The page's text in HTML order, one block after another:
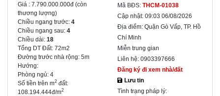
Giá : 7.790.000.000đ (còn
thương lượng)
Chiều ngang trước: 4
Chiều ngang sau: 4
Chiều dài: 18
Tổng DT Đất: 72m2
Đường trước nhà rộng: 5m
Hướng:
Phòng ngủ: 4
Số tiền trên m2 đất:
108.194.444đ/m2
Mã BĐS: THCM-01038
Cập nhật: 09:03 06/08/2026
Địa điểm: Quận Gò Vấp, TP. Hồ
Chí Minh
Miễn trung gian
Liên hệ: 0903397666
Đăng ký đi xem nhà/đất
Lưu tin
Tình trạng pháp lý: